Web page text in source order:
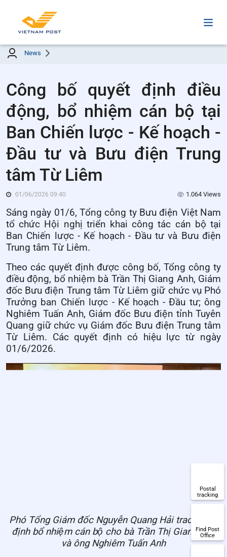
News
Công bố quyết định điều
động, bổ nhiệm cán bộ tại
Ban Chiến lược - Kế hoạch -
Đầu tư và Bưu điện Trung
tâm Từ Liêm
01/06/2026 09:40 1.064 Views
Sáng ngày 01/6, Tổng công ty Bưu điện Việt Nam
tổ chức Hội nghị triển khai công tác cán bộ tại
Ban Chiến lược - Kế hoạch - Đầu tư và Bưu điện
Trung tâm Từ Liêm.
Theo các quyết định được công bố, Tổng công ty
điều động, bổ nhiệm bà Trần Thị Giang Anh, Giám
đốc Bưu điện Trung tâm Từ Liêm giữ chức vụ Phó
Trưởng ban Chiến lược - Kế hoạch - Đầu tư; ông
Nghiêm Tuấn Anh, Giám đốc Bưu điện tỉnh Tuyên
Quang giữ chức vụ Giám đốc Bưu điện Trung tâm
Từ Liêm. Các quyết định có hiệu lực từ ngày
01/6/2026.
Phó Tổng Giám đốc Nguyễn Quang Hải trao quyết
định bổ nhiệm cán bộ cho bà Trần Thị Giang Anh
và ông Nghiêm Tuấn Anh
Postal
tracking
Find Post
Office